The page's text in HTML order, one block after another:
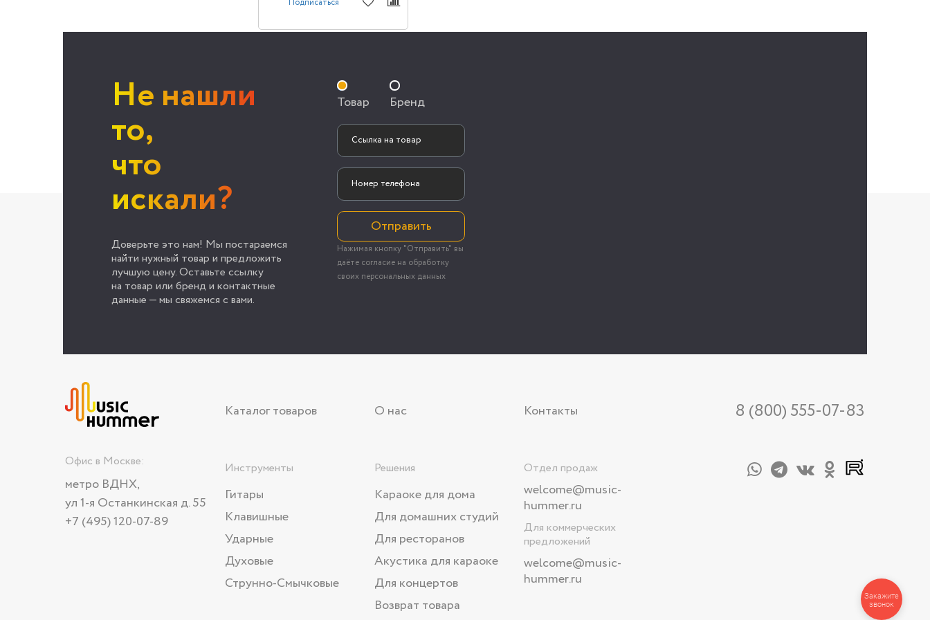
Не нашли
то,
что
искали?
Доверьте это нам! Мы постараемся
найти нужный товар и предложить
лучшую цену. Оставьте ссылку
на товар или бренд и контактные
данные — мы свяжемся с вами.
Товар Бренд
Отправить
Нажимая кнопку "Отправить" вы
даёте согласие на обработку
своих персональных данных
Каталог товаров О нас Контакты 8 (800) 555-07-83
Инструменты
Гитары
Клавишные
Ударные
Духовые
Струнно-Смычковые
Решения
Караоке для дома
Для домашних студий
Для ресторанов
Акустика для караоке
Для концертов
Возврат товара
Отдел продаж
welcome@music-
hummer.ru
Для коммерческих
предложений
welcome@music-
hummer.ru
Офис в Москве:
метро ВДНХ,
ул 1-я Останкинская д. 55
+7 (495) 120-07-89
Закажите
звонок